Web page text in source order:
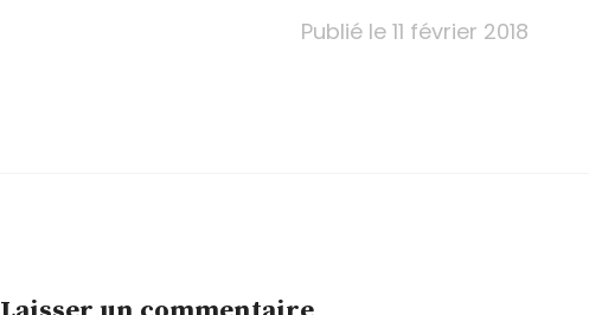
Publié le 11 février 2018